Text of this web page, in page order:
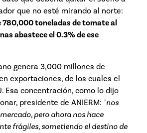
que no esté mirando al norte:
780,000 toneladas de tomate al
abastece el 0.3% de ese
genera 3,000 millones de
exportaciones, de los cuales el
Esa concentración, como lo dijo
presidente de ANIERM: "nos
pero ahora nos hace
frágiles, sometiendo el destino de